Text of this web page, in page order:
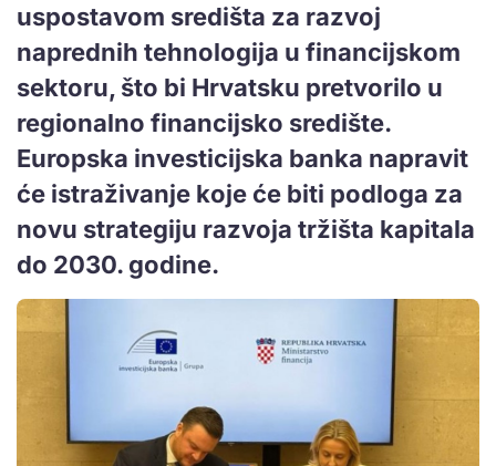
uspostavom središta za razvoj
naprednih tehnologija u financijskom
sektoru, što bi Hrvatsku pretvorilo u
regionalno financijsko središte.
Europska investicijska banka napravit
će istraživanje koje će biti podloga za
novu strategiju razvoja tržišta kapitala
do 2030. godine.